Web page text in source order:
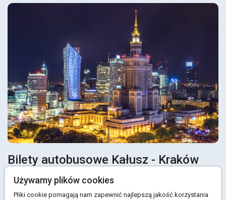
Bilety autobusowe Kałusz - Kraków
Używamy plików cookies
Pliki cookie pomagają nam zapewnić najlepszą jakość korzystania